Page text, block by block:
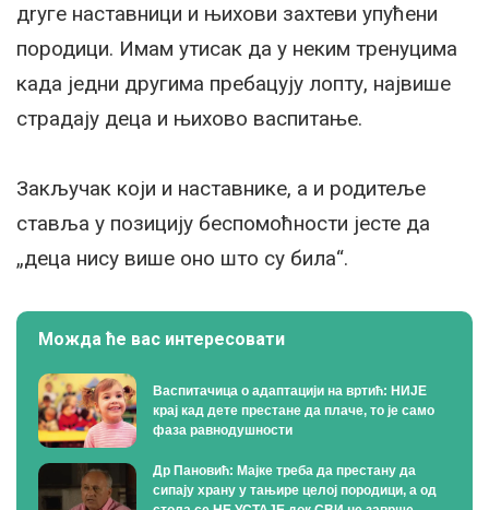
дrуге наставници и њихови захтеви упућени
породици. Имам утисак да у неким тренуцима
када једни другима пребацују лопту, највише
страдају деца и њихово васпитање.
Закључак који и наставнике, а и родитеље
ставља у позицију беспомоћности јесте да
„деца нису више оно што су била“.
Можда ће вас интересовати
Васпитачица о адаптацији на вртић: НИЈЕ
крај кад дете престане да плаче, то је само
фаза равнодушности
Др Пановић: Мајке треба да престану да
сипају храну у тањире целој породици, а од